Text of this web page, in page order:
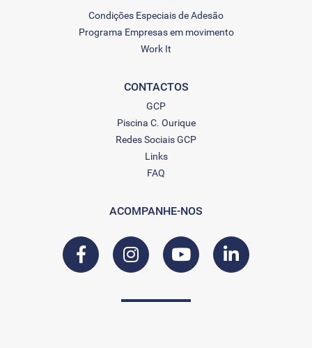
Condições Especiais de Adesão
Programa Empresas em movimento
Work It
CONTACTOS
GCP
Piscina C. Ourique
Redes Sociais GCP
Links
FAQ
ACOMPANHE-NOS